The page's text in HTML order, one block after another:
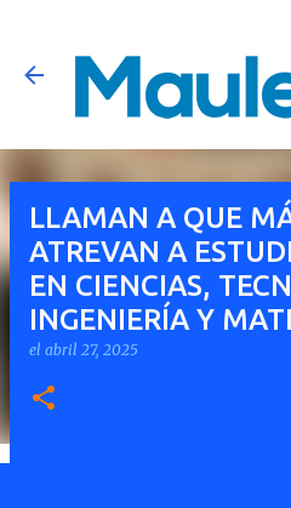
Ir al
LLAMAN A QUE
ATREVAN A
EN CIENCIAS,
INGENIERÍA Y
el abril 27, 2025